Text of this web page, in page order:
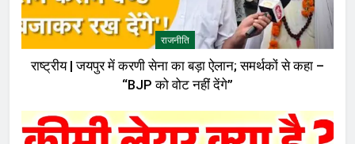
राजनीति
राष्ट्रीय | जयपुर में करणी सेना का बड़ा ऐलान; समर्थकों से कहा –
“BJP को वोट नहीं देंगे”